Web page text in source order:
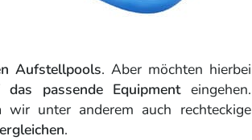
Aufstellpools. Aber möchten hierbei
das passende Equipmenteingehen.
wir unter anderem auch rechteckige
.